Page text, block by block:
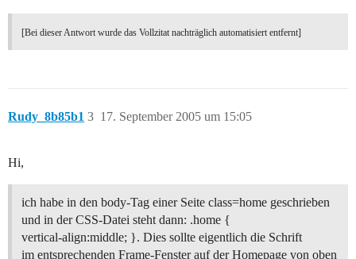
[Bei dieser Antwort wurde das Vollzitat nachträglich automatisiert entfernt]
Rudy_8b85b1 17. September 2005 um 15:05
3
Hi,
ich habe in den body-Tag einer Seite class=home geschrieben
und in der CSS-Datei steht dann: .home {
vertical-align:middle; }. Dies sollte eigentlich die Schrift
im entsprechenden Frame-Fenster auf der Homepage von oben